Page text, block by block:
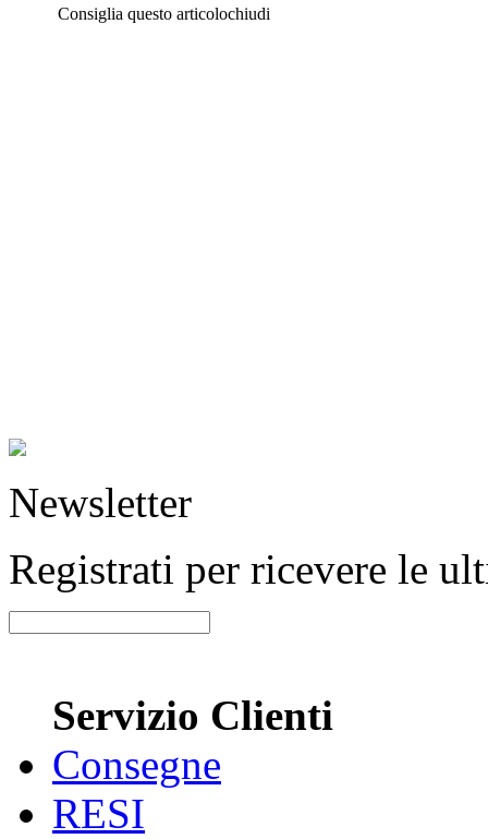
Consiglia questo articolochiudi
Newsletter
Registrati per ricevere le
Servizio Clienti
Consegne
RESI